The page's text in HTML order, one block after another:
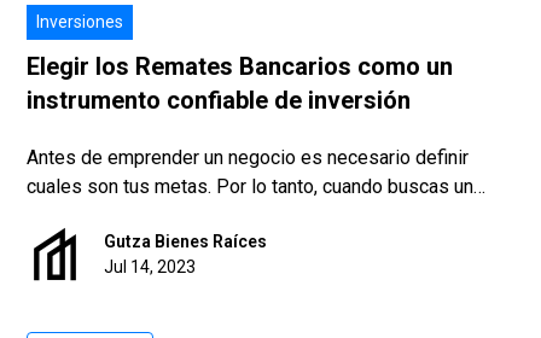
Inversiones
Elegir los Remates Bancarios como un
instrumento confiable de inversión
Antes de emprender un negocio es necesario definir
cuales son tus metas. Por lo tanto, cuando buscas un
bancarios, es más provechoso saber que la propiedad
que deseas adquirir no es para que la utilices como
Gutza Bienes Raíces
Jul 14, 2023